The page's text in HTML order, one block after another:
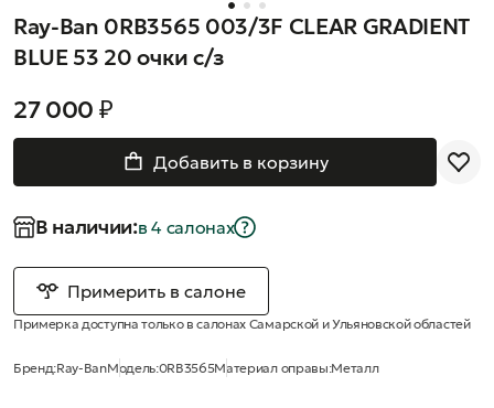
Ray-Ban 0RB3565 003/3F CLEAR GRADIENT
BLUE 53 20 очки с/з
27 000 ₽
Добавить в корзину
В наличии:в 4 салонах
Примерить в салоне
Примерка доступна только в салонах Самарской и Ульяновской областей
Бренд:Ray-BanМодель:0RB3565Материал оправы:Металл